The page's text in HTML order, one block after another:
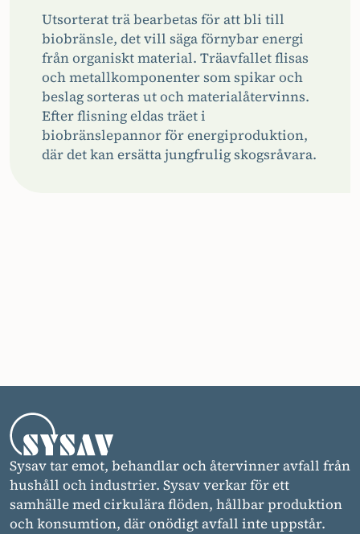
Utsorterat trä bearbetas för att bli till
biobränsle, det vill säga förnybar energi
från organiskt material. Träavfallet flisas
och metallkomponenter som spikar och
beslag sorteras ut och materialåtervinns.
Efter flisning eldas träet i
biobränslepannor för energiproduktion,
där det kan ersätta jungfrulig skogsråvara.
Sysav tar emot, behandlar och återvinner avfall från
hushåll och industrier. Sysav verkar för ett
samhälle med cirkulära flöden, hållbar produktion
och konsumtion, där onödigt avfall inte uppstår.